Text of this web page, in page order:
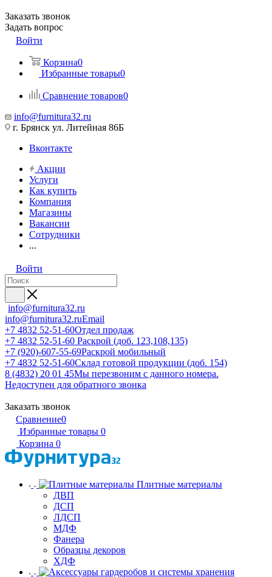
Заказать звонок
Задать вопрос
Войти
Корзина0
Избранные товары0
Сравнение товаров0
info@furnitura32.ru
г. Брянск ул. Литейная 86Б
Вконтакте
Акции
Услуги
Как купить
Компания
Магазины
Вакансии
Сотрудники
...
Войти
info@furnitura32.ru
info@furnitura32.ruEmail
+7 4832 52-51-60Отдел продаж
+7 4832 52-51-60 Раскрой (доб. 123,108,135)
+7 (920)-607-55-69Раскрой мобильный
+7 4832 52-51-60Склад готовой продукции (доб. 154)
8 (4832) 20 01 45Мы перезвоним с данного номера.
Недоступен для обратного звонка
Заказать звонок
Сравнение0
Избранные товары 0
Корзина 0
Плитные материалы
ДВП
ДСП
ЛДСП
МДФ
Фанера
Образцы декоров
ХДФ